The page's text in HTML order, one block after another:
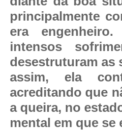
principalmente
era
intensos
desestruturam as
assim, ela
acreditando que
a queira, no
mental em que se